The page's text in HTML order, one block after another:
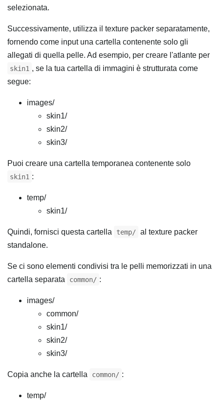
selezionata.
Successivamente, utilizza il texture packer separatamente,
fornendo come input una cartella contenente solo gli
allegati di quella pelle. Ad esempio, per creare l'atlante per
skin1 , se la tua cartella di immagini è strutturata come
segue:
images/
skin1/
skin2/
skin3/
Puoi creare una cartella temporanea contenente solo
skin1 :
temp/
skin1/
Quindi, fornisci questa cartella temp/ al texture packer
standalone.
Se ci sono elementi condivisi tra le pelli memorizzati in una
cartella separata
common/ :
images/
common/
skin1/
skin2/
skin3/
Copia anche la cartella common/ :
temp/